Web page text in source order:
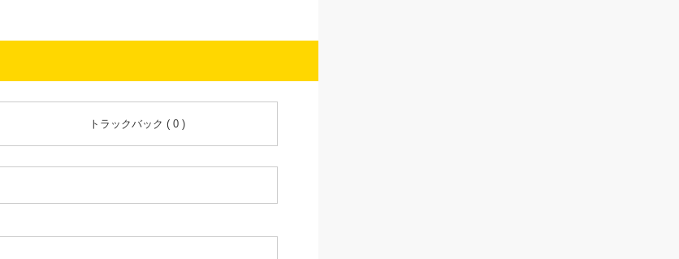
トラックバック ( 0 )